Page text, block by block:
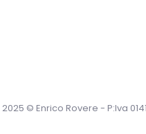
2025 © Enrico Rovere - P:Iva